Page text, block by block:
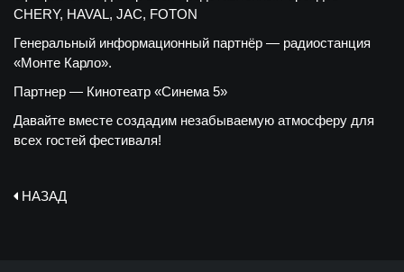
CHERY, HAVAL, JAC, FOTON
Генеральный информационный партнёр — радиостанция
«Монте Карло».
Партнер — Кинотеатр «Синема 5»
Давайте вместе создадим незабываемую атмосферу для
всех гостей фестиваля!
НАЗАД